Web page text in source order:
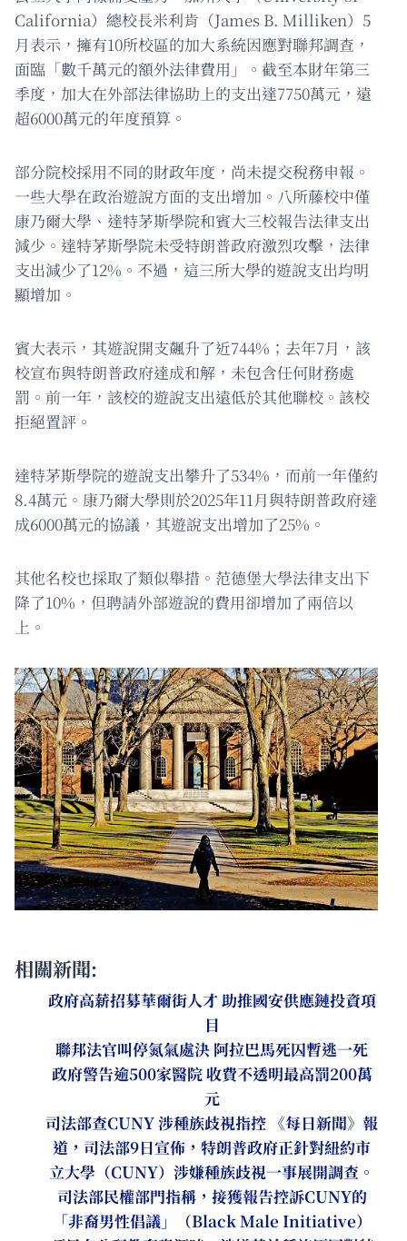
California）總校長米利肯（James B. Milliken）5
月表示，擁有10所校區的加大系統因應對聯邦調查，
面臨「數千萬元的額外法律費用」。截至本財年第三
季度，加大在外部法律協助上的支出達7750萬元，遠
超6000萬元的年度預算。
部分院校採用不同的財政年度，尚未提交稅務申報。
一些大學在政治遊說方面的支出增加。八所藤校中僅
康乃爾大學、達特茅斯學院和賓大三校報告法律支出
減少。達特茅斯學院未受特朗普政府激烈攻擊，法律
支出減少了12%。不過，這三所大學的遊說支出均明
顯增加。
賓大表示，其遊說開支飆升了近744%；去年7月，該
校宣布與特朗普政府達成和解，未包含任何財務處
罰。前一年，該校的遊說支出遠低於其他聯校。該校
拒絕置評。
達特茅斯學院的遊說支出攀升了534%，而前一年僅約
8.4萬元。康乃爾大學則於2025年11月與特朗普政府達
成6000萬元的協議，其遊說支出增加了25%。
其他名校也採取了類似舉措。范德堡大學法律支出下
降了10%，但聘請外部遊說的費用卻增加了兩倍以
上。
相關新聞:
政府高薪招募華爾街人才 助推國安供應鏈投資項
目
聯邦法官叫停氮氣處決 阿拉巴馬死囚暫逃一死
政府警告逾500家醫院 收費不透明最高罰200萬
元
司法部查CUNY 涉種族歧視指控 《每日新聞》報
道，司法部9日宣佈，特朗普政府正針對紐約市
立大學（CUNY）涉嫌種族歧視一事展開調查。
司法部民權部門指稱，接獲報告控訴CUNY的
「非裔男性倡議」（Black Male Initiative）